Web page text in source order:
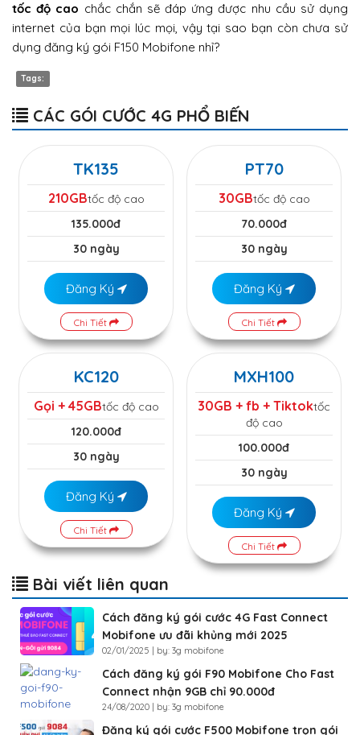
tốc độ cao chắc chắn sẽ đáp ứng được nhu cầu sử dụng
internet của bạn mọi lúc mọi, vậy tại sao bạn còn chưa sử
dụng đăng ký gói F150 Mobifone nhỉ?
Tags:
CÁC GÓI CƯỚC 4G PHỔ BIẾN
TK135
210GBtốc độ cao
135.000đ
30 ngày
Đăng Ký
Chi Tiết
PT70
30GBtốc độ cao
70.000đ
30 ngày
Đăng Ký
Chi Tiết
KC120
Gọi + 45GBtốc độ cao
120.000đ
30 ngày
Đăng Ký
Chi Tiết
MXH100
30GB + fb + Tiktoktốc
độ cao
100.000đ
30 ngày
Đăng Ký
Chi Tiết
Bài viết liên quan
Cách đăng ký gói cước 4G Fast Connect
Mobifone ưu đãi khủng mới 2025
02/01/2025 | by: 3g mobifone
Cách đăng ký gói F90 Mobifone Cho Fast
Connect nhận 9GB chỉ 90.000đ
24/08/2020 | by: 3g mobifone
Đăng ký gói cước F500 Mobifone trọn gói